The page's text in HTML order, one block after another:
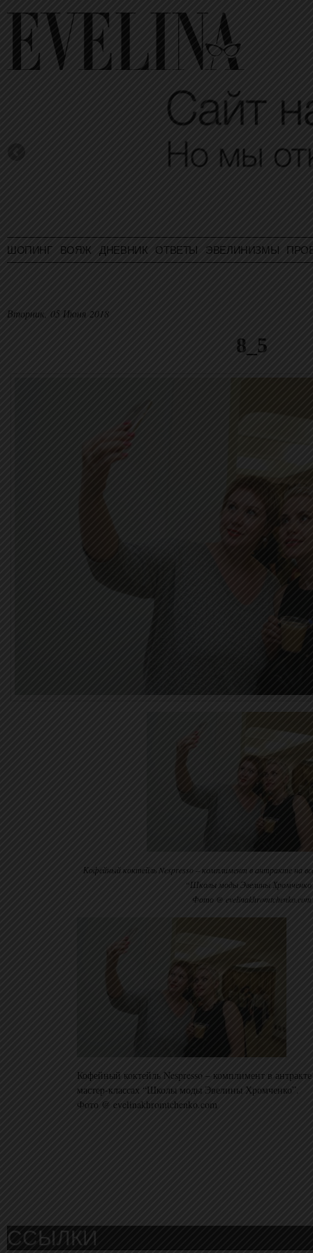
ШОПИНГ ВОЯЖ ДНЕВНИК ОТВЕТЫ ЭВЕЛИНИЗМЫ
Вторник, 05 Июня 2018
8_5
Кофейный коктейль Nespresso – комплимент в антракте на
“Школы моды Эвелины
Фото @ evelinakhromtchenko.com
Кофейный коктейль Nespresso – комплимент в
мастер-классах “Школы моды Эвелины Хромченко”.
Фото @ evelinakhromtchenko.com
ССЫЛКИ